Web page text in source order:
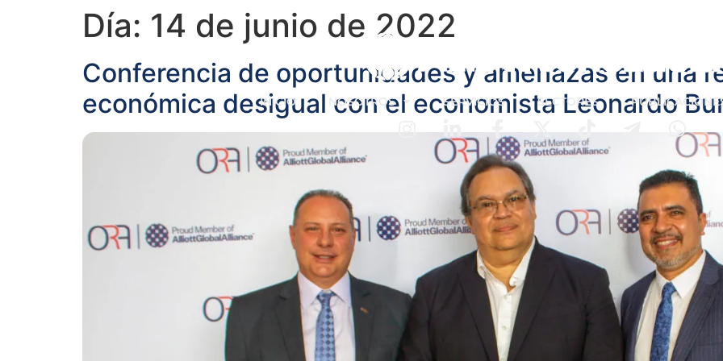
INICIO NOSOTROS SERVICIOS SECTORES
Día: 14 de junio de 2022
Conferencia de oportunidades y amenazas en una
económica desigual con el economista Leonardo